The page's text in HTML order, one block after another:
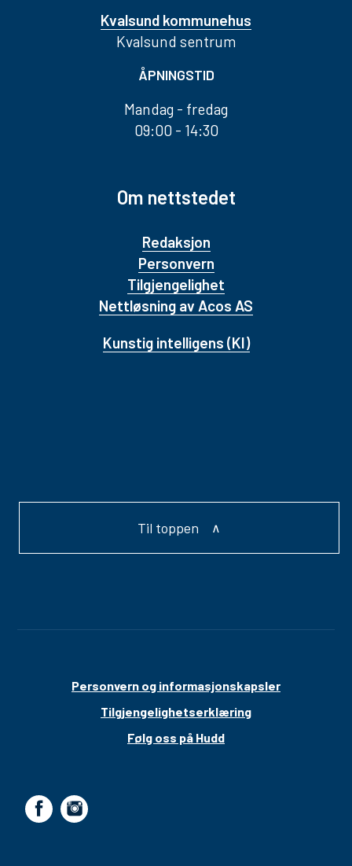
Kvalsund kommunehus
Kvalsund sentrum
ÅPNINGSTID
Mandag - fredag
09:00 - 14:30
Om nettstedet
Redaksjon
Personvern
Tilgjengelighet
Nettløsning av Acos AS
Kunstig intelligens (KI)
Til toppen
Personvern og informasjonskapsler
Tilgjengelighetserklæring
Følg oss på Hudd